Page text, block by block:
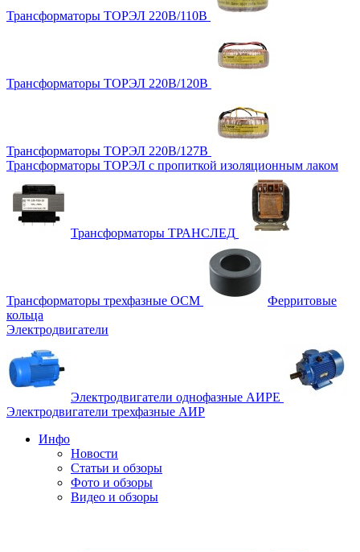
Трансформаторы ТОРЭЛ 220В/110В
Трансформаторы ТОРЭЛ 220В/120В
Трансформаторы ТОРЭЛ 220В/127В
Трансформаторы ТОРЭЛ с пропиткой изоляционным лаком
Трансформаторы ТРАНСЛЕД
Трансформаторы трехфазные ОСМ
Ферритовые
кольца
Электродвигатели
Электродвигатели однофазные АИРЕ
Электродвигатели трехфазные АИР
Инфо
Новости
Статьи и обзоры
Фото и обзоры
Видео и обзоры